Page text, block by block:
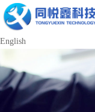
English